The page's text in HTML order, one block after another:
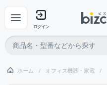
ログイン
ホーム オフィス機器・家電